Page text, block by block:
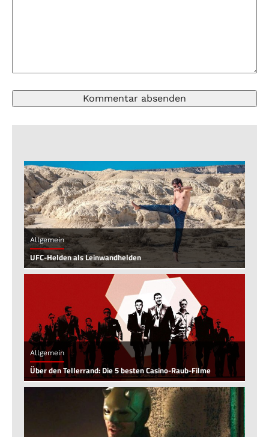
Allgemein
UFC-Helden als Leinwandhelden
Allgemein
Über den Tellerrand: Die 5 besten Casino-Raub-Filme